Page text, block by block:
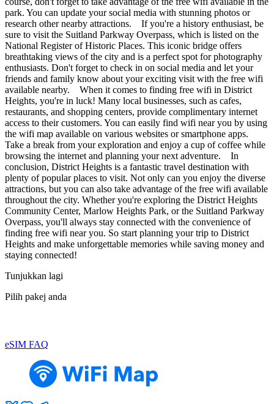
park. You can update your social media with stunning photos or
research other nearby attractions. If you're a history enthusiast, be
sure to visit the Suitland Parkway Overpass, which is listed on the
National Register of Historic Places. This iconic bridge offers
breathtaking views of the city and is a perfect spot for photography
enthusiasts. Don't forget to check in on social media and let your
friends and family know about your exciting visit with the free wifi
available nearby. When it comes to finding free wifi in District
Heights, you're in luck! Many local businesses, such as cafes,
restaurants, and shopping centers, provide complimentary internet
access to their customers. You can easily find wifi near you by using
the wifi map available on various websites or smartphone apps.
Take a break from your exploration and enjoy a cup of coffee while
browsing the internet and planning your next adventure. In
conclusion, District Heights is a fantastic travel destination with
plenty of popular places to visit. Not only can you enjoy the diverse
attractions, but you can also take advantage of the free wifi available
throughout the city. Whether you're exploring the District Heights
Community Center, Marlow Heights Park, or the Suitland Parkway
Overpass, you'll always stay connected with the convenience of
finding free wifi near you. So start planning your trip to District
Heights and make unforgettable memories while saving money and
staying connected!
Tunjukkan lagi
Pilih pakej anda
eSIM FAQ